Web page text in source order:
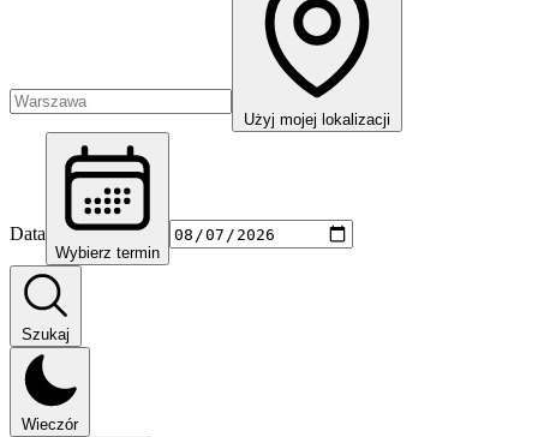
Użyj mojej lokalizacji
Data
Wybierz termin
Szukaj
Wieczór